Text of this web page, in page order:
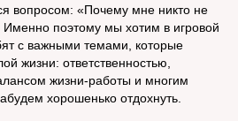
вопросом: «Почему мне никто не
Именно поэтому мы хотим в игровой
с важными темами, которые
жизни: ответственностью,
жизни-работы и многим
хорошенько отдохнуть.